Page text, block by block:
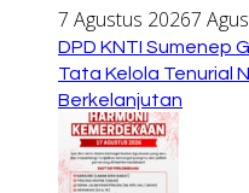
7 Agustus 20267
DPD KNTI Sumenep
Tata Kelola Tenurial
Berkelanjutan